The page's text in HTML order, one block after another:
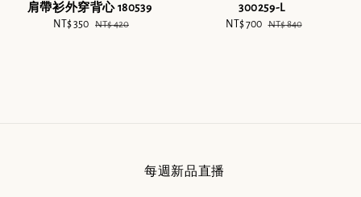
肩帶衫外穿背心 180539
Sale
NT$ 350 Regular
NT$ 420
300259-L
Sale
NT$ 700 Regular
NT$ 840
每週新品直播